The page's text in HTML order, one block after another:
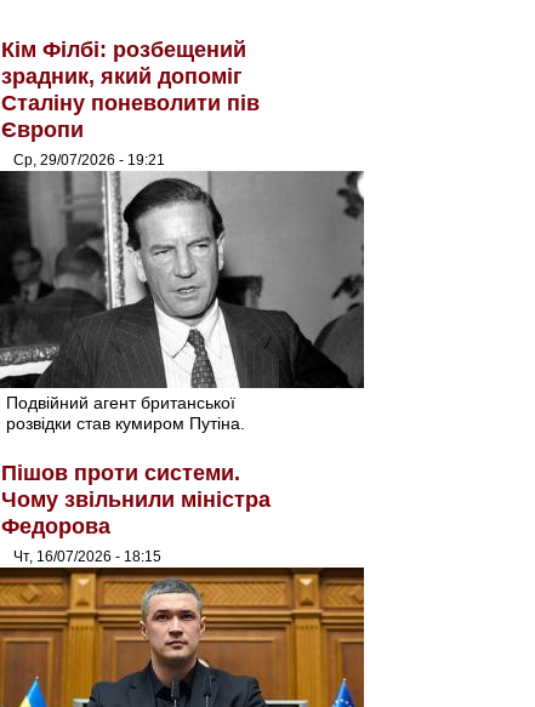
Кім Філбі: розбещений
зрадник, який допоміг
Сталіну поневолити пів
Європи
Ср, 29/07/2026 - 19:21
Подвійний агент британської
розвідки став кумиром Путіна.
Пішов проти системи.
Чому звільнили міністра
Федорова
Чт, 16/07/2026 - 18:15